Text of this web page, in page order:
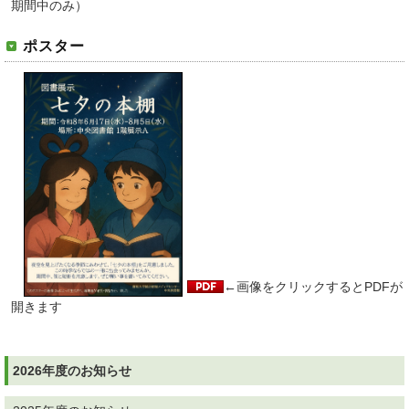
期間中のみ）
ポスター
←画像をクリックするとPDFが
開きます
2026年度のお知らせ